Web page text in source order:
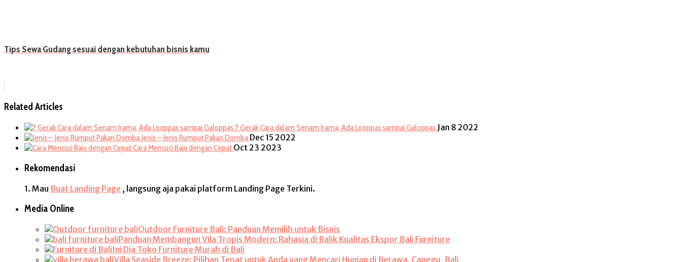
Tips Sewa Gudang sesuai dengan kebutuhan bisnis kamu
Related Articles
7 Gerak Cara dalam Senam Irama, Ada Looppas sampai Galoppas Jan 8 2022
Jenis – Jenis Rumput Pakan Domba Dec 15 2022
Cara Mencuci Baju dengan Cepat Oct 23 2023
Rekomendasi
1. Mau Buat Landing Page , langsung aja pakai platform Landing Page Terkini.
Media Online
Outdoor Furniture Bali: Panduan Memilih untuk Bisnis
Panduan Membangun Vila Tropis Modern: Rahasia di Balik Kualitas Ekspor Bali Furniture
Ini Dia Toko Furniture Murah di Bali
Villa Seaside Breeze: Pilihan Tepat untuk Anda yang Mencari Hunian di Berawa, Canggu, Bali